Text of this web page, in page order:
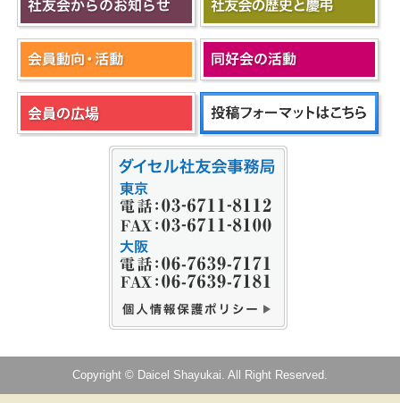
Copyright © Daicel Shayukai. All Right Reserved.